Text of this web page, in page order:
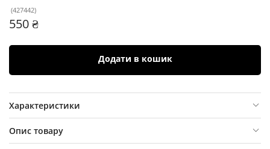
(427442)
550 ₴
Додати в кошик
Характеристики
Опис товару